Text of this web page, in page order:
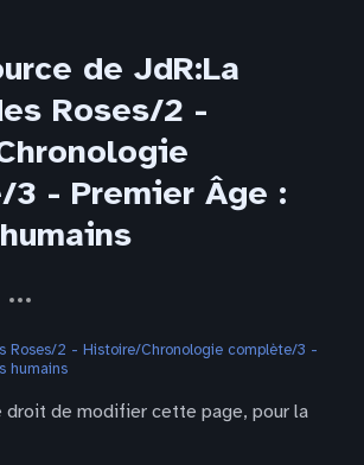
de JdR:La
Roses/2 -
- Premier Âge :
actions
Roses/2 - Histoire/Chronologie complète/3 -
humains
droit de modifier cette page, pour la